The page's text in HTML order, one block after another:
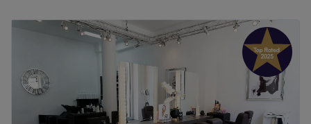
Dienstag
10:00–20:00
Mittwoch
20:00
–20:00
Freitag
20:00
Samstag
15:00
Sonntag
Geschlossen